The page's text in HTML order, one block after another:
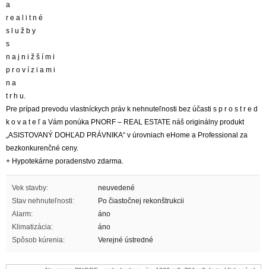
a
r e a l i t n é
s l u ž b y
s
n a j n i ž š í m i
p r o v í z i a m i
n a
t r h u.
Pre prípad prevodu vlastníckych práv k nehnuteľnosti bez účasti s p r o s t r e d
k o v a t e ľ a Vám ponúka PNORF – REAL ESTATE náš originálny produkt
„ASISTOVANÝ DOHĽAD PRÁVNIKA“ v úrovniach eHome a Professional za
bezkonkurenčné ceny.
+ Hypotekárne poradenstvo zdarma.
Vek stavby:
neuvedené
Stav nehnuteľnosti:
Po čiastočnej rekonštrukcii
Alarm:
áno
Klimatizácia:
áno
Spôsob kúrenia:
Verejné ústredné